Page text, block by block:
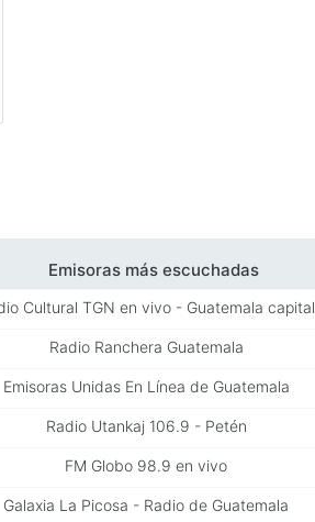
Emisoras más escuchadas
Cultural TGN en vivo - Guatemala capital
Radio Ranchera Guatemala
Emisoras Unidas En Línea de Guatemala
Radio Utankaj 106.9 - Petén
FM Globo 98.9 en vivo
Galaxia La Picosa - Radio de Guatemala